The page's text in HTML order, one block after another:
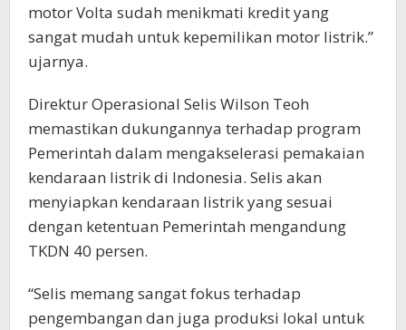
motor Volta sudah menikmati kredit yang
sangat mudah untuk kepemilikan motor listrik.”
ujarnya.
Direktur Operasional Selis Wilson Teoh
memastikan dukungannya terhadap program
Pemerintah dalam mengakselerasi pemakaian
kendaraan listrik di Indonesia. Selis akan
menyiapkan kendaraan listrik yang sesuai
dengan ketentuan Pemerintah mengandung
TKDN 40 persen.
“Selis memang sangat fokus terhadap
pengembangan dan juga produksi lokal untuk